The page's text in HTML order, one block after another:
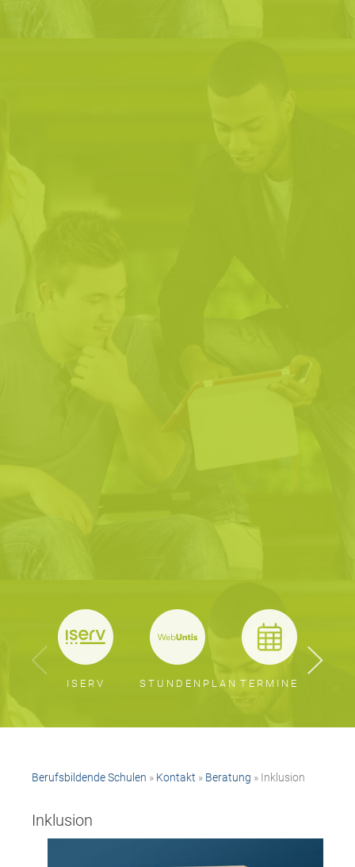
ISERV STUNDENPLAN TERMINE
Berufsbildende Schulen » Kontakt » Beratung » Inklusion
Inklusion